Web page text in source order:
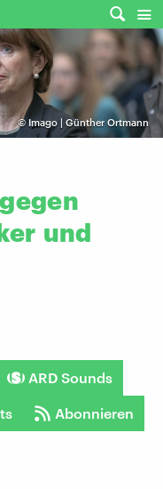
© Imago | Günther Ortmann
gegen
und
ARD Sounds
Abonnieren